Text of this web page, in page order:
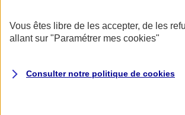
AXA Assurance
Vous êtes libre de les accepter, de les
allant sur "Paramétrer mes cookies"
Consulter notre politique de cookies